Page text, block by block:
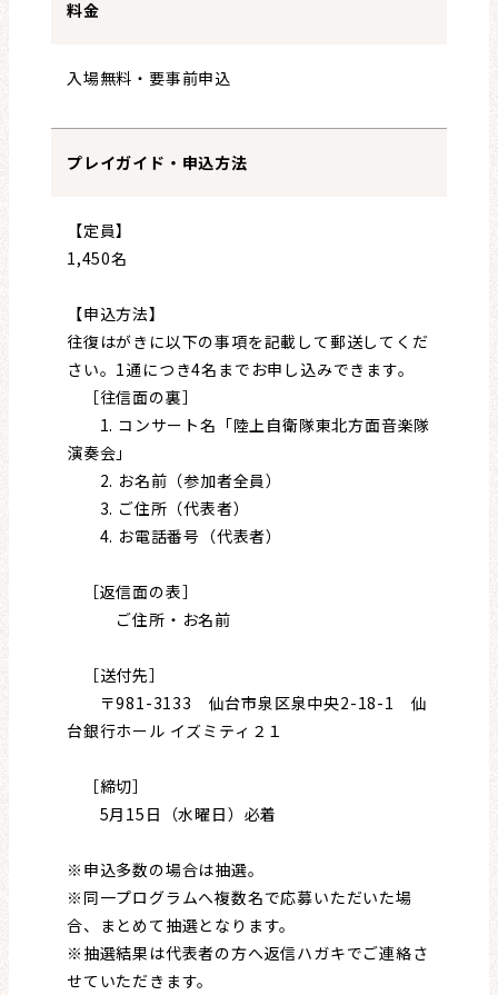
料金
入場無料・要事前申込
プレイガイド・申込方法
【定員】
1,450名
【申込方法】
往復はがきに以下の事項を記載して郵送してくだ
さい。1通につき4名までお申し込みできます。
［往信面の裏］
1. コンサート名「陸上自衛隊東北方面音楽隊
演奏会」
2. お名前（参加者全員）
3. ご住所（代表者）
4. お電話番号（代表者）
［返信面の表］
ご住所・お名前
［送付先］
〒981-3133 仙台市泉区泉中央2-18-1 仙
台銀行ホール イズミティ２１
［締切］
5月15日（水曜日）必着
※申込多数の場合は抽選。
※同一プログラムへ複数名で応募いただいた場
合、まとめて抽選となります。
※抽選結果は代表者の方へ返信ハガキでご連絡さ
せていただきます。